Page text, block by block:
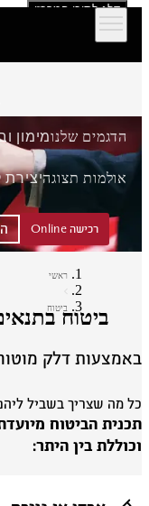
דלג לתוכן המרכזי
הדגמים שלנומימון
אולמות תצוגהיצירת
רכישה Online
ראשי
ביטוח
ביטוח
דלק מוטורס
מה שצריך בשביל
הביטוח מיועדת
בין היתר: